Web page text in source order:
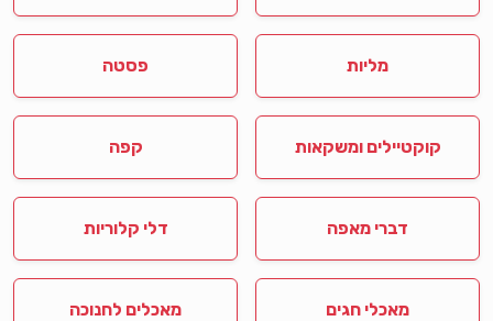
מליות פסטה
קוקטיילים ומשקאות קפה
דברי מאפה דלי קלוריות
מאכלי חגים מאכלים לחנוכה